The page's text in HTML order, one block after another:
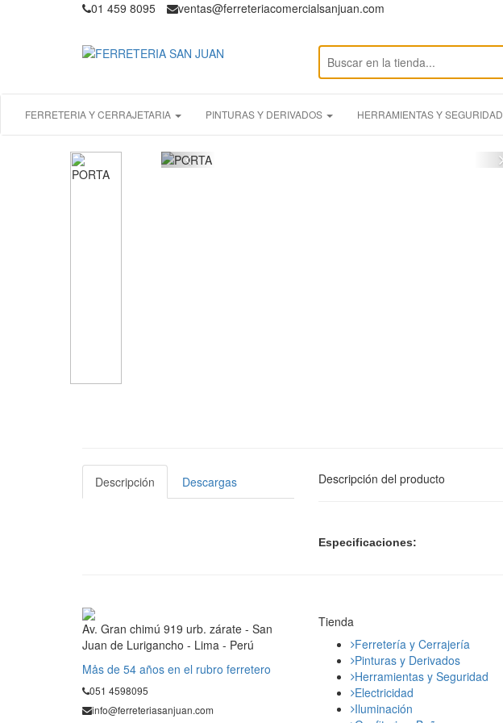
01 459 8095 ventas@ferreteriacomercialsanjuan.com
FERRETERIA Y CERRAJETARIA PINTURAS Y DERIVADOS HERRAMIENTAS Y SEGURIDAD
Descripción Descargas Descripción del producto
Especificaciones:
Av. Gran chimú 919 urb. zárate - San
Juan de Lurigancho - Lima - Perú
Mås de 54 años en el rubro ferretero
051 4598095
info@ferreteriasanjuan.com
Tienda
Ferretería y Cerrajería
Pinturas y Derivados
Herramientas y Seguridad
Electricidad
Iluminación